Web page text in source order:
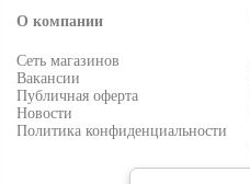
О компании
Сеть магазинов
Вакансии
Публичная оферта
Новости
Политика конфиденциальности